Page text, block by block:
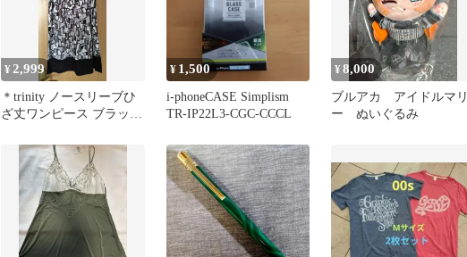
¥ 2,999
＊trinity ノースリーブひ
ざ丈ワンピース ブラック
¥ 1,500
i-phoneCASE Simplism
TR-IP22L3-CGC-CCCL
¥8,000
ブルアカ アイドルマリ
ー ぬいぐるみ